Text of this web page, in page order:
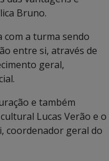
Bruno.
com a turma sendo
entre si, através de
geral,
e também
Lucas Verão e o
coordenador geral do